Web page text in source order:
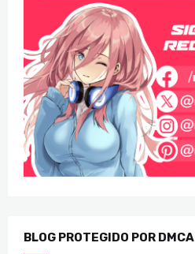
BLOG PROTEGIDO POR DMCA